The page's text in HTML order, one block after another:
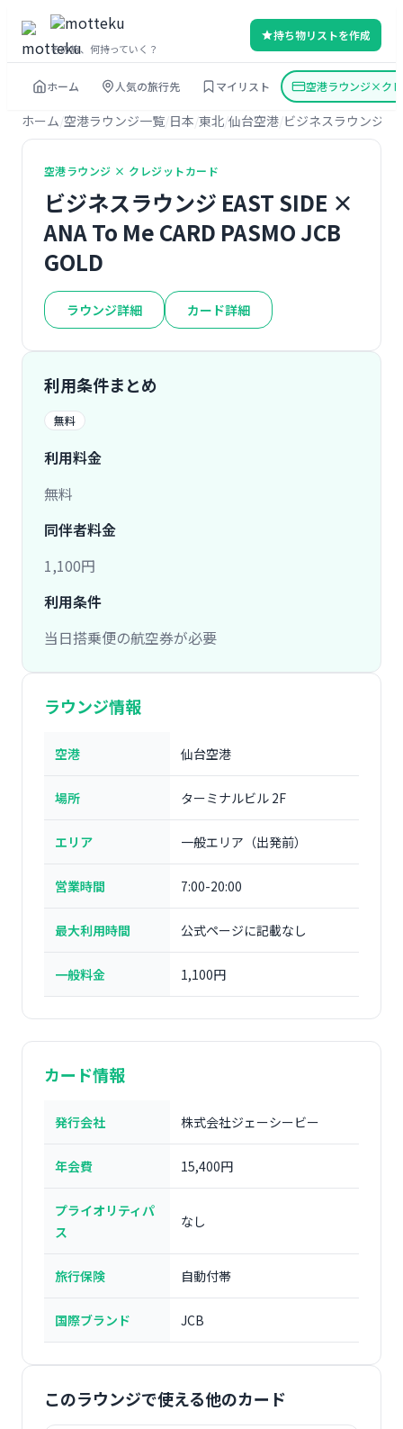
その旅、何持っていく？
持ち物リストを作成
ホーム 人気の旅行先 マイリスト 空港ラウンジ×ク
ホーム 空港ラウンジ一覧 日本 東北 仙台空港 ビジネスラウンジ
空港ラウンジ × クレジットカード
ビジネスラウンジ EAST SIDE ×
ANA To Me CARD PASMO JCB
GOLD
ラウンジ詳細 カード詳細
利用条件まとめ
無料
利用料金
無料
同伴者料金
1,100円
利用条件
当日搭乗便の航空券が必要
ラウンジ情報
空港 仙台空港
場所 ターミナルビル 2F
エリア 一般エリア（出発前）
営業時間 7:00-20:00
最大利用時間 公式ページに記載なし
一般料金 1,100円
カード情報
発行会社 株式会社ジェーシービー
年会費 15,400円
プライオリティパ
ス
なし
旅行保険 自動付帯
国際ブランド JCB
このラウンジで使える他のカード